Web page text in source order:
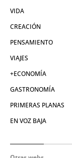
VIDA
CREACIÓN
PENSAMIENTO
VIAJES
+ECONOMÍA
GASTRONOMÍA
PRIMERAS PLANAS
EN VOZ BAJA